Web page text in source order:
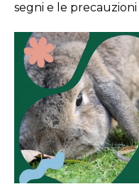
segni e le